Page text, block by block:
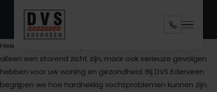
Specialisaties
Diensten
Ruimtes
Heeft u last van vochtplekken in uw muur? Dit kan niet
alleen een storend zicht zijn, maar ook serieuze gevolgen
hebben voor uw woning en gezondheid. Bij DVS Ederveen
begrijpen we hoe hardnekkig vochtproblemen kunnen zijn.